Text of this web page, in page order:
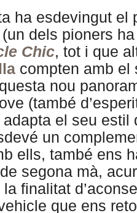
ha esdevingut el
dels pioners
Chic, tot i que
compten amb el
nou
(també
el seu estil
un
ells, també ens
segona mà,
finalitat
que ens